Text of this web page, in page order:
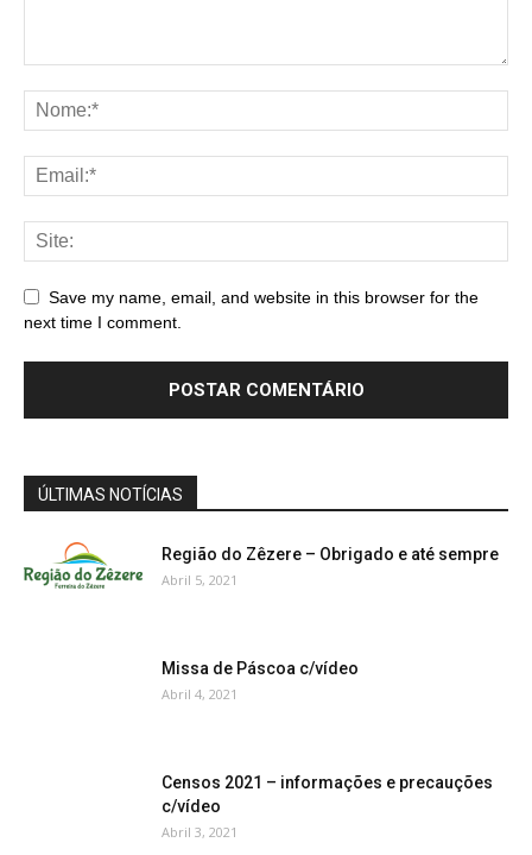
Save my name, email, and website in this browser for the
next time I comment.
ÚLTIMAS NOTÍCIAS
Região do Zêzere – Obrigado e até sempre
Abril 5, 2021
Missa de Páscoa c/vídeo
Abril 4, 2021
Censos 2021 – informações e precauções
c/vídeo
Abril 3, 2021